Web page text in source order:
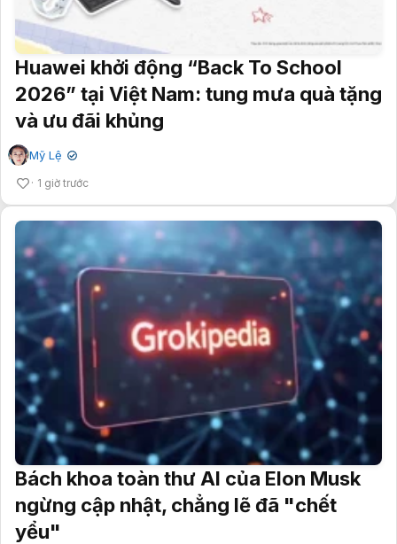
Huawei khởi động “Back To School
2026” tại Việt Nam: tung mưa quà tặng
và ưu đãi khủng
Mỹ Lệ ✔
1 giờ trước
Bách khoa toàn thư AI của Elon Musk
ngừng cập nhật, chẳng lẽ đã "chết
yểu"